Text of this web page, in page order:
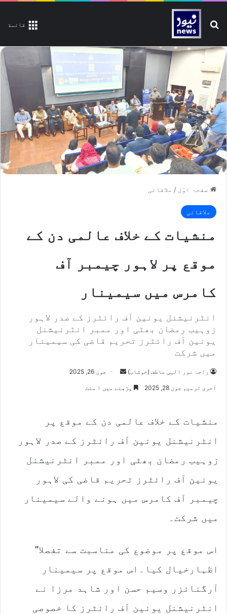
قائمة تلاش کیجیے
صفحۂ اوّل / علاقائی
علاقائی
منشیات کے خلاف عالمی دن کے
موقع پر لاہور چیمبر آف
کامرس میں سیمینار
انٹرنیشنل یونین آف رائٹرز کے صدر لاہور
زوہیب رمضان بھٹی اور ممبر انٹرنیشنل
یونین آف رائٹرز تحریم قاضی کی سیمینار
میں شرکت
راجہ نور الہی عاطف (خوشاب)
e
i
جون 26, 2025
آخری ترمیم جون 28, 2025 پڑھنے میں ۱ منٹ
منشیات کے خلاف عالمی دن کے موقع پر
انٹرنیشنل یونین آف رائٹرز کے صدر لاہور
زوہیب رمضان بھٹی اور ممبر انٹرنیشنل
یونین آف رائٹرز تحریم قاضی کی لاہور
چیمبر آف کامرس میں ہونے والے سیمینار
میں شرکت۔
اس موقع پر موضوع کی مناسبت سے تفصلا”
اظہارخیال کیا۔اس موقع پر سیمینار
آرگنائزر وسیم حسن اور شاہد مرزا نے
انٹرنیشنل یونین آف رائٹرز کا خصوصی